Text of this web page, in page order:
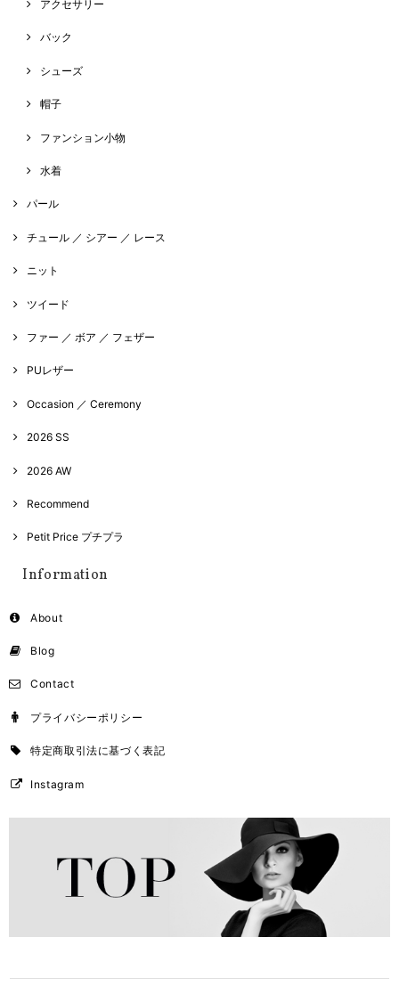
アクセサリー
バック
シューズ
帽子
ファンション小物
水着
パール
チュール ／ シアー ／ レース
ニット
ツイード
ファー ／ ボア ／ フェザー
PUレザー
Occasion ／ Ceremony
2026 SS
2026 AW
Recommend
Petit Price プチプラ
Information
About
Blog
Contact
プライバシーポリシー
特定商取引法に基づく表記
Instagram